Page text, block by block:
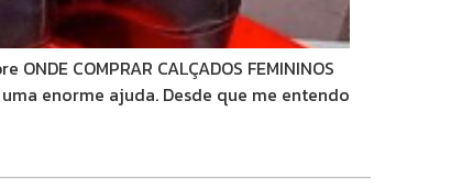
COMPRAR CALÇADOS FEMININOS
enorme ajuda. Desde que me entendo